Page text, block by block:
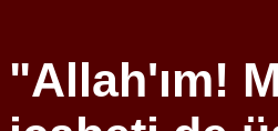
"Allah'ım!